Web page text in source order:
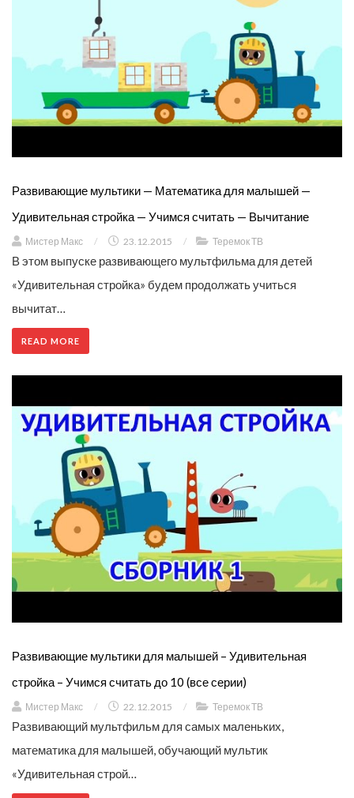
Развивающие мультики — Математика для малышей —
Удивительная стройка — Учимся считать — Вычитание
Мистер Макс / 23.12.2015 / Теремок ТВ
В этом выпуске развивающего мультфильма для детей
«Удивительная стройка» будем продолжать учиться
вычитат…
READ MORE
Развивающие мультики для малышей – Удивительная
стройка – Учимся считать до 10 (все серии)
Мистер Макс / 22.12.2015 / Теремок ТВ
Развивающий мультфильм для самых маленьких,
математика для малышей, обучающий мультик
«Удивительная строй…